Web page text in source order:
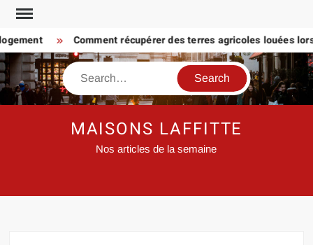
Skip
content
Comment récupérer des terres agricoles louées
Search
MAISONS LAFFITTE
Nos articles de la semaine